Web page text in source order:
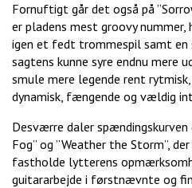
Fornuftigt går det også på
er pladens mest groovy
igen et fedt trommespil samt en
sagtens kunne syre endnu mere
smule mere legende rent
dynamisk, fængende og vældig
Desværre daler
Fog” og ”Weather the Storm”,
fastholde lytterens
guitararbejde i førstnævnte og